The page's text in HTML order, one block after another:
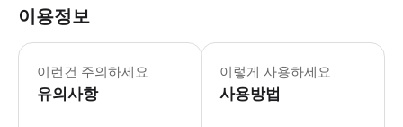
이용정보
이런건 주의하세요
유의사항
이렇게 사용하세요
사용방법